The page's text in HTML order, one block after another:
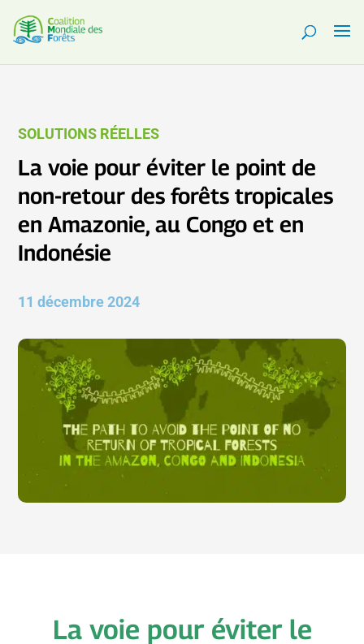
SOLUTIONS RÉELLES
La voie pour éviter le point de
non-retour des forêts tropicales
en Amazonie, au Congo et en
Indonésie
11 décembre 2024
La voie pour éviter le